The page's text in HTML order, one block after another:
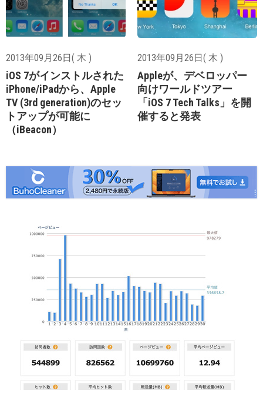
2013年09月26日( 木 )
iOS 7がインストルされた
iPhone/iPadから、Apple
TV (3rd generation)のセッ
トアップが可能に
（iBeacon）
2013年09月26日( 木 )
Appleが、デベロッパー
向けワールドツアー
「iOS 7 Tech Talks」を開
催すると発表